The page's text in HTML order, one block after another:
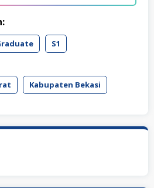
S1
Kabupaten Bekasi